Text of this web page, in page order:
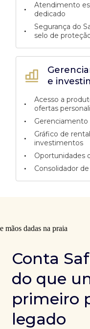
e
•
Acesso a
ofertas
• Gerenciamento
•
Gráfico de
investimentos
• Oportunidades
• Consolidador
•
Atendimento
dedicado
•
Segurança do
selo de
Conta
do que
primeiro
legado